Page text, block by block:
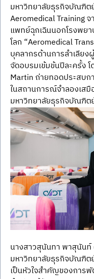
มหาวิทยาลัยธุรกิจบัณฑิต
Aeromedical Training
แพทย์ฉุกเฉินนอกโรงพย
โลก “Aeromedical
บุคลากรด้านการลำเลีย
จัดอบรมเข้มข้นปีละครั้ง
Martin ถ่ายทอดประสบ
ในสถานการณ์จำลองเส
มหาวิทยาลัยธุรกิจบัณฑิต
นางสาวสุนันทา พาสุนัน
มหาวิทยาลัยธุรกิจบัณฑิต
เป็นหัวใจสำคัญของการ